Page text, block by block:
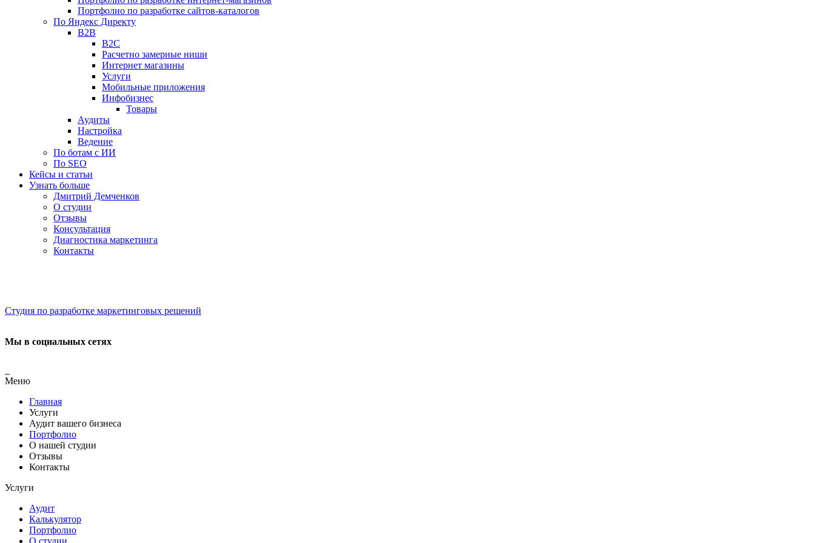
Портфолио по разработке сайтов-каталогов
По Яндекс Директу
B2B
B2C
Расчетно замерные ниши
Интернет магазины
Услуги
Мобильные приложения
Инфобизнес
Товары
Аудиты
Настройка
Ведение
По ботам с ИИ
По SEO
Кейсы и статьи
Узнать больше
Дмитрий Демченков
О студии
Отзывы
Консультация
Диагностика маркетинга
Контакты
Студия по разработке маркетинговых решений
Мы в социальных сетях
Меню
Главная
Услуги
Аудит вашего бизнеса
Портфолио
О нашей студии
Отзывы
Контакты
Услуги
Аудит
Калькулятор
Портфолио
О студии